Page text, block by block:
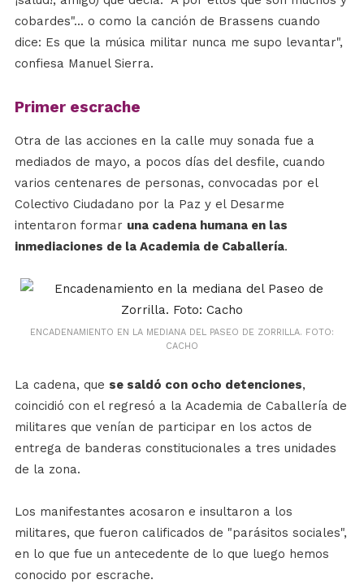
cobardes"... o como la canción de Brassens cuando
dice: Es que la música militar nunca me supo levantar",
confiesa Manuel Sierra.
Primer escrache
Otra de las acciones en la calle muy sonada fue a
mediados de mayo, a pocos días del desfile, cuando
varios centenares de personas, convocadas por el
Colectivo Ciudadano por la Paz y el Desarme
intentaron formar una cadena humana en las
inmediaciones de la Academia de Caballería.
ENCADENAMIENTO EN LA MEDIANA DEL PASEO DE ZORRILLA. FOTO:
CACHO
La cadena, que se saldó con ocho detenciones,
coincidió con el regresó a la Academia de Caballería de
militares que venían de participar en los actos de
entrega de banderas constitucionales a tres unidades
de la zona.
Los manifestantes acosaron e insultaron a los
militares, que fueron calificados de "parásitos sociales",
en lo que fue un antecedente de lo que luego hemos
conocido por escrache.